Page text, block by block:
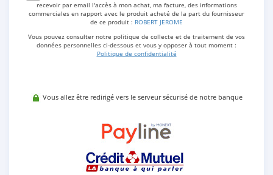
recevoir par email l'accès à mon achat, ma facture, des informations
commerciales en rapport avec le produit acheté de la part du fournisseur
de ce produit : ROBERT JEROME
Vous pouvez consulter notre politique de collecte et de traitement de vos
données personnelles ci-dessous et vous y opposer à tout moment :
Politique de confidentialité
Vous allez être redirigé vers le serveur sécurisé de notre banque